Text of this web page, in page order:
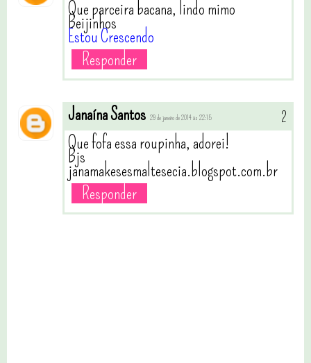
Que parceira bacana, lindo mimo
Beijinhos
Estou Crescendo
Responder
Janaína Santos 29 de janeiro de 2014 às 22:15
Que fofa essa roupinha, adorei!
Bjs
janamakesesmaltesecia.blogspot.com.br
Responder